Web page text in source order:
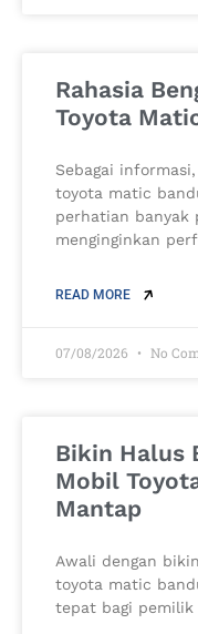
Rahasia
Toyota
Sebagai
toyota matic
perhatian banyak
menginginkan
READ MORE
07/08/2026 No
Bikin Halus
Mobil
Mantap
Awali dengan
toyota matic
tepat bagi pemilik